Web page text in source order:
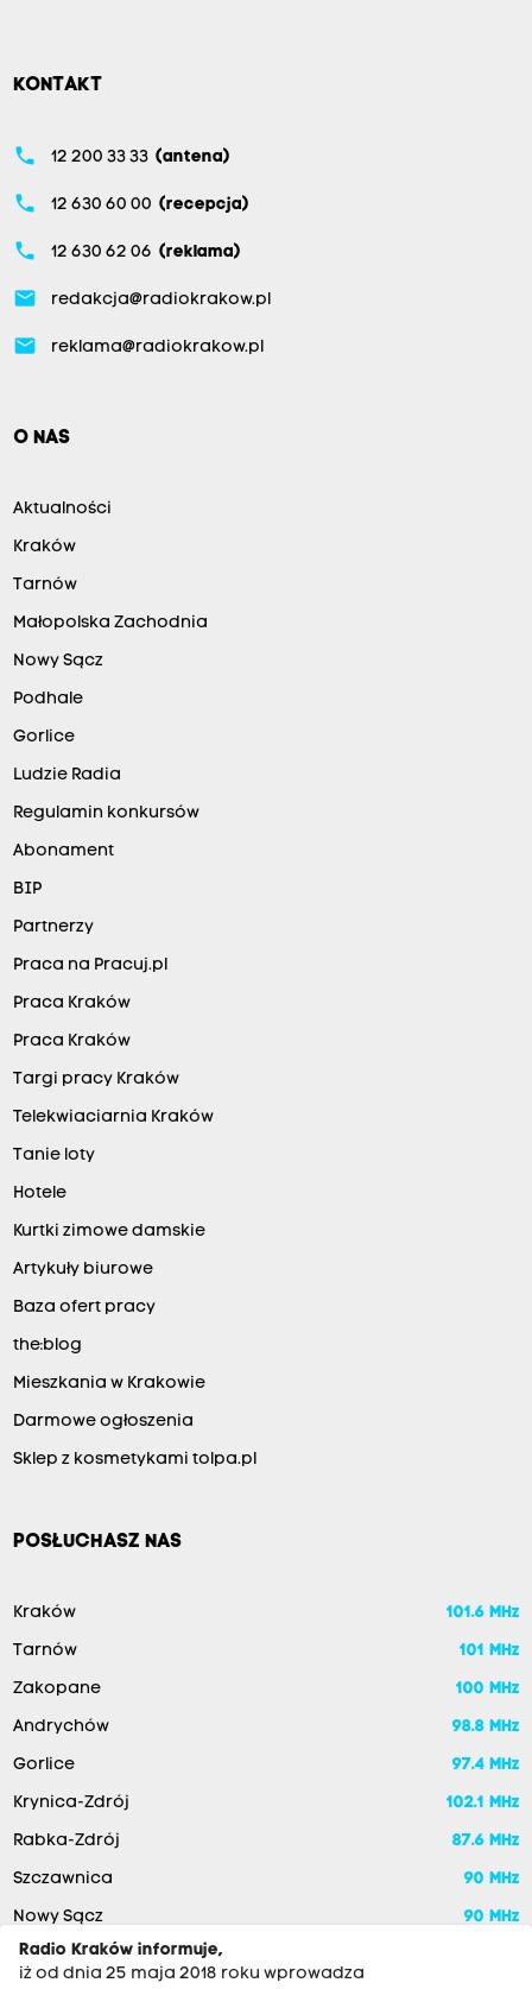
KONTAKT
phone 12 200 33 33 (antena)
phone 12 630 60 00 (recepcja)
phone 12 630 62 06 (reklama)
email redakcja@radiokrakow.pl
email reklama@radiokrakow.pl
O NAS
Aktualności
Kraków
Tarnów
Małopolska Zachodnia
Nowy Sącz
Podhale
Gorlice
Ludzie Radia
Regulamin konkursów
Abonament
BIP
Partnerzy
Praca na Pracuj.pl
Praca Kraków
Praca Kraków
Targi pracy Kraków
Telekwiaciarnia Kraków
Tanie loty
Hotele
Kurtki zimowe damskie
Artykuły biurowe
Baza ofert pracy
the:blog
Mieszkania w Krakowie
Darmowe ogłoszenia
Sklep z kosmetykami tolpa.pl
POSŁUCHASZ NAS
Kraków 101.6 MHz
Tarnów 101 MHz
Zakopane 100 MHz
Andrychów 98.8 MHz
Gorlice 97.4 MHz
Krynica-Zdrój 102.1 MHz
Rabka-Zdrój 87.6 MHz
Szczawnica 90 MHz
Nowy Sącz
90 MHz
Radio Kraków informuje,
iż od dnia 25 maja 2018 roku wprowadza